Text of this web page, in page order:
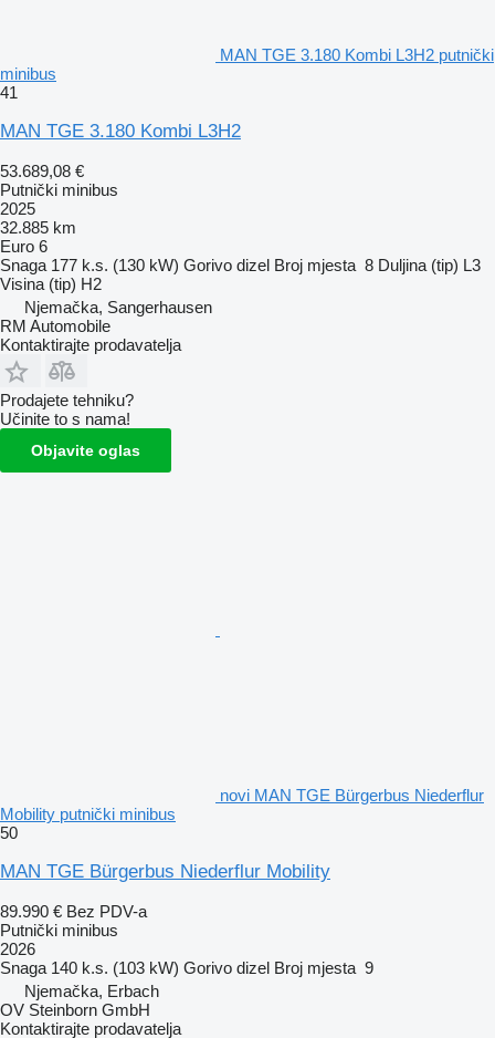
MAN TGE 3.180 Kombi L3H2 putnički
minibus
41
MAN TGE 3.180 Kombi L3H2
53.689,08 €
Putnički minibus
2025
32.885 km
Euro 6
Snaga 177 k.s. (130 kW) Gorivo dizel Broj mjesta 8 Duljina (tip) L3
Visina (tip) H2
Njemačka, Sangerhausen
RM Automobile
Kontaktirajte prodavatelja
Prodajete tehniku?
Učinite to s nama!
Objavite oglas
novi MAN TGE Bürgerbus Niederflur
Mobility putnički minibus
50
MAN TGE Bürgerbus Niederflur Mobility
89.990 € Bez PDV-a
Putnički minibus
2026
Snaga 140 k.s. (103 kW) Gorivo dizel Broj mjesta 9
Njemačka, Erbach
OV Steinborn GmbH
Kontaktirajte prodavatelja